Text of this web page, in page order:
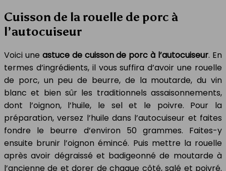
Cuisson de la rouelle de porc à
l’autocuiseur
Voici une astuce de cuisson de porc à l’autocuiseur. En
termes d’ingrédients, il vous suffira d’avoir une rouelle
de porc, un peu de beurre, de la moutarde, du vin
blanc et bien sûr les traditionnels assaisonnements,
dont l’oignon, l’huile, le sel et le poivre. Pour la
préparation, versez l’huile dans l’autocuiseur et faites
fondre le beurre d’environ 50 grammes. Faites-y
ensuite brunir l’oignon émincé. Puis mettre la rouelle
après avoir dégraissé et badigeonné de moutarde à
l’ancienne de et dorer de chaque côté, salé et poivré.